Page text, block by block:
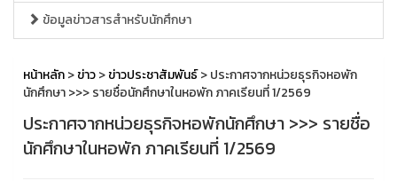
ข้อมูลข่าวสารสำหรับนักศึกษา
หน้าหลัก>ข่าว>ข่าวประชาสัมพันธ์> ประกาศจากหน่วยธุรกิจหอพัก
นักศึกษา >>> รายชื่อนักศึกษาในหอพัก ภาคเรียนที่ 1/2569
ประกาศจากหน่วยธุรกิจหอพักนักศึกษา >>> รายชื่อ
นักศึกษาในหอพัก ภาคเรียนที่ 1/2569